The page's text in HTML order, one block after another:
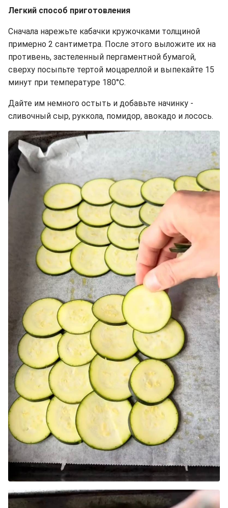
Легкий способ приготовления
Сначала нарежьте кабачки кружочками толщиной
примерно 2 сантиметра. После этого выложите их на
противень, застеленный пергаментной бумагой,
сверху посыпьте тертой моцареллой и выпекайте 15
минут при температуре 180°C.
Дайте им немного остыть и добавьте начинку -
сливочный сыр, руккола, помидор, авокадо и лосось.